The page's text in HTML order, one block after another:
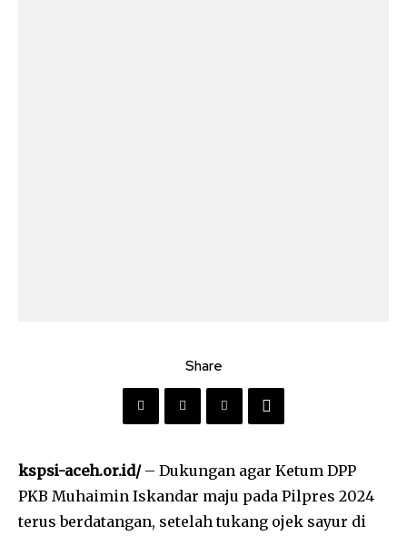
Share
kspsi-aceh.or.id/– Dukungan agar Ketum DPP
PKB Muhaimin Iskandar maju pada Pilpres 2024
terus berdatangan, setelah tukang ojek sayur di